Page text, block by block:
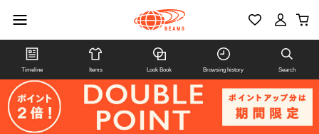
Timeline Items Look Book Browsing history Search